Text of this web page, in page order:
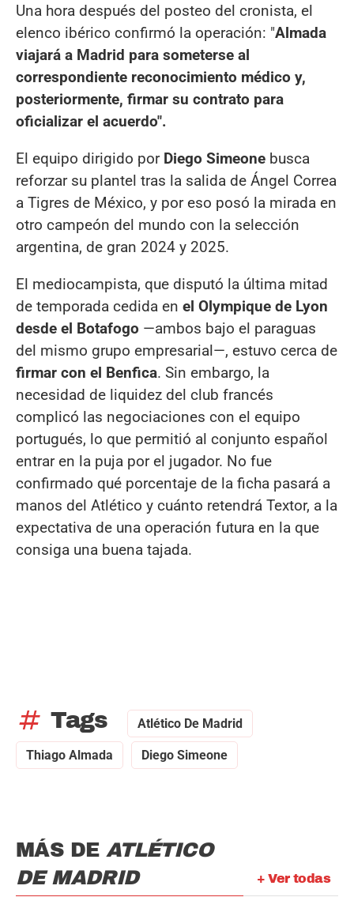
Una hora después del posteo del cronista, el
elenco ibérico confirmó la operación: "Almada
viajará a Madrid para someterse al
correspondiente reconocimiento médico y,
posteriormente, firmar su contrato para
oficializar el acuerdo".
El equipo dirigido por Diego Simeone busca
reforzar su plantel tras la salida de Ángel Correa
a Tigres de México, y por eso posó la mirada en
otro campeón del mundo con la selección
argentina, de gran 2024 y 2025.
El mediocampista, que disputó la última mitad
de temporada cedida en el Olympique de Lyon
desde el Botafogo —ambos bajo el paraguas
del mismo grupo empresarial—, estuvo cerca de
firmar con el Benfica. Sin embargo, la
necesidad de liquidez del club francés
complicó las negociaciones con el equipo
portugués, lo que permitió al conjunto español
entrar en la puja por el jugador. No fue
confirmado qué porcentaje de la ficha pasará a
manos del Atlético y cuánto retendrá Textor, a la
expectativa de una operación futura en la que
consiga una buena tajada.
tag Tags Atlético De Madrid
Thiago Almada Diego Simeone
+ Ver todas
MÁS DE ATLÉTICO
DE MADRID